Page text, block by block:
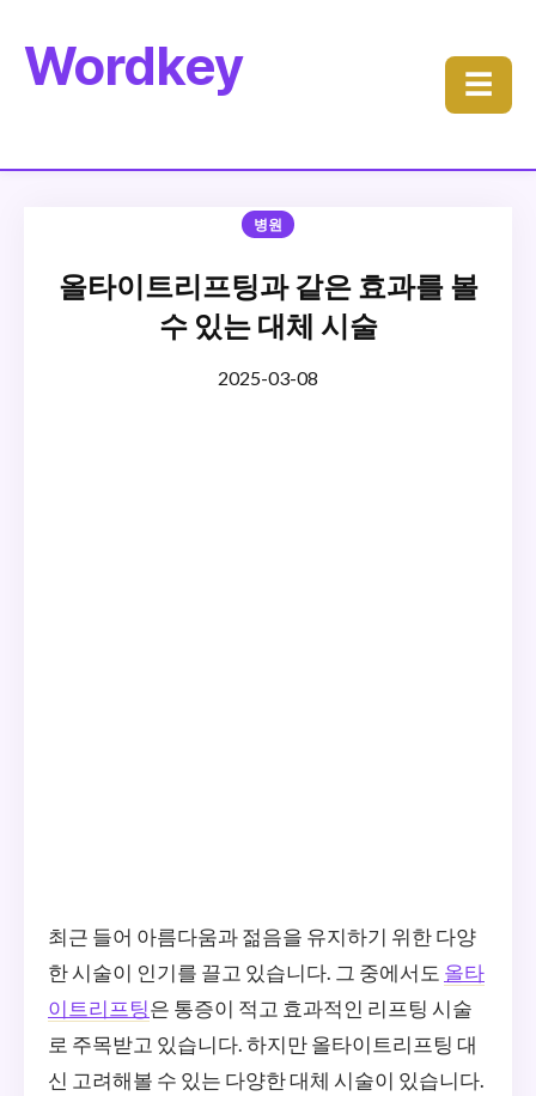
Wordkey ☰
병원
올타이트리프팅과 같은 효과를 볼
수 있는 대체 시술
2025-03-08
최근 들어 아름다움과 젊음을 유지하기 위한 다양
한 시술이 인기를 끌고 있습니다. 그 중에서도 올타
이트리프팅은 통증이 적고 효과적인 리프팅 시술
로 주목받고 있습니다. 하지만 올타이트리프팅 대
신 고려해볼 수 있는 다양한 대체 시술이 있습니다.